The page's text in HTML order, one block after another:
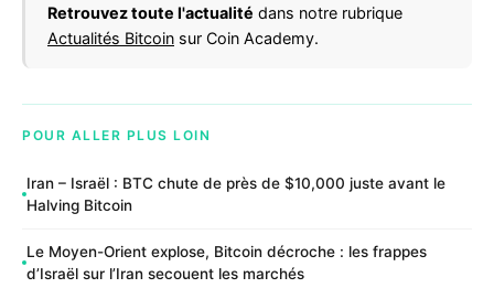
Retrouvez toute l'actualité dans notre rubrique
Actualités Bitcoin sur Coin Academy.
POUR ALLER PLUS LOIN
Iran – Israël : BTC chute de près de $10,000 juste avant le
Halving Bitcoin
Le Moyen-Orient explose, Bitcoin décroche : les frappes
d’Israël sur l’Iran secouent les marchés